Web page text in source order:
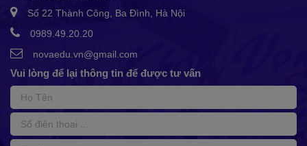
Số 22 Thành Công, Ba Đình, Hà Nội
0989.49.20.20
novaedu.vn@gmail.com
Vui lòng để lại thông tin để được tư vấn